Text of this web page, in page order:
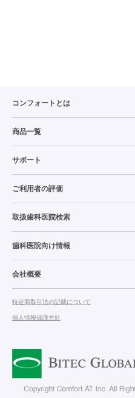
コンフォートとは
商品一覧
サポート
ご利用者の評価
取扱歯科医院検索
歯科医院向け情報
会社概要
特定商取引法の記載について
個人情報保護方針